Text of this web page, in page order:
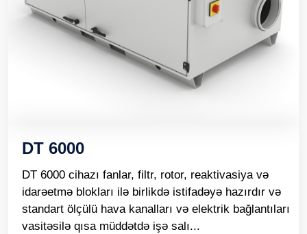
DT 6000
DT 6000 cihazı fanlar, filtr, rotor, reaktivasiya və
idarəetmə blokları ilə birlikdə istifadəyə hazırdır və
standart ölçülü hava kanalları və elektrik bağlantıları
vasitəsilə qısa müddətdə işə salı...